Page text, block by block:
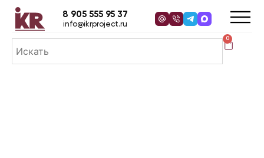
0
8 905 555 95 37
info@ikrproject.ru